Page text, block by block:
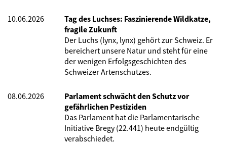
10.06.2026
Tag des Luchses: Faszinierende Wildkatze,
fragile Zukunft
Der Luchs (lynx, lynx) gehört zur Schweiz. Er
bereichert unsere Natur und steht für eine
der wenigen Erfolgsgeschichten des
Schweizer Artenschutzes.
08.06.2026
Parlament schwächt den Schutz vor
gefährlichen Pestiziden
Das Parlament hat die Parlamentarische
Initiative Bregy (22.441) heute endgültig
verabschiedet.